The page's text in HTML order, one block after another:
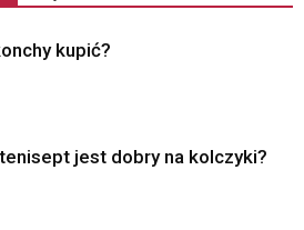
kupić?
jest dobry na kolczyki?